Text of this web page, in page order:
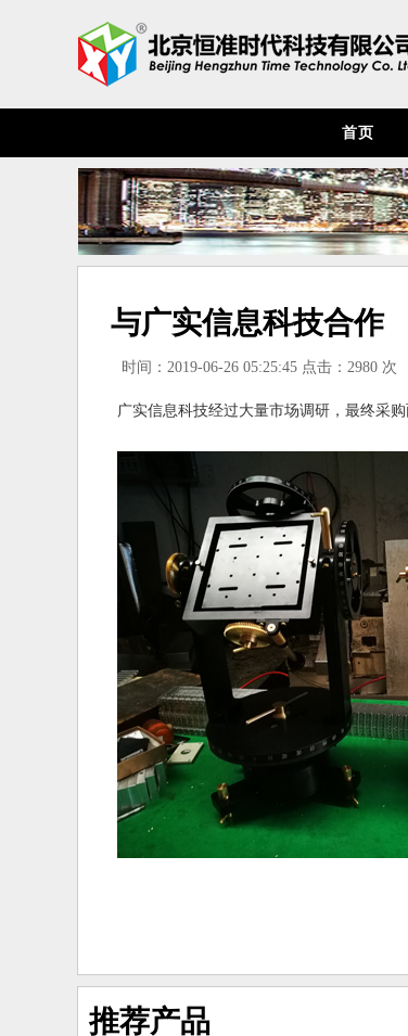
首页
与广实信息科技合作
时间：2019-06-26 05:25:45 点击：2980 次
广实信息科技经过大量市场调研，最终采
推荐产品